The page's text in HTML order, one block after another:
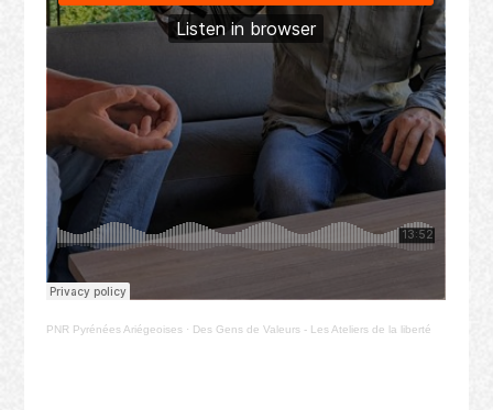
PNR Pyrénées Ariégeoises · Des Gens de Valeurs - Les Ateliers de la liberté